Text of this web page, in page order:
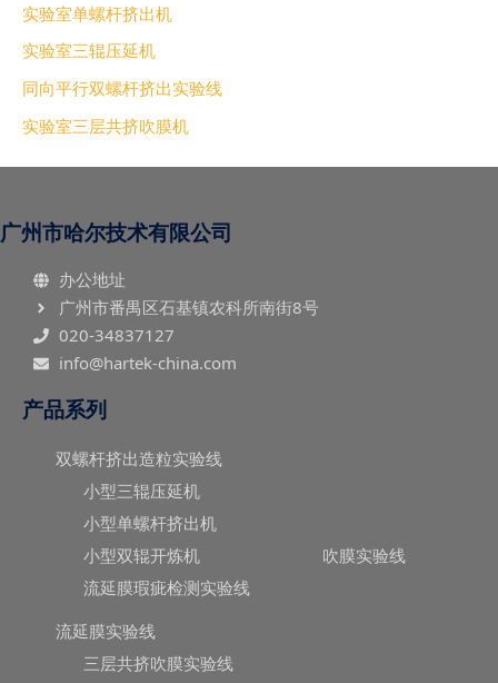
实验室单螺杆挤出机
实验室三辊压延机
同向平行双螺杆挤出实验线
实验室三层共挤吹膜机
广州市哈尔技术有限公司
办公地址
广州市番禺区石基镇农科所南街8号
020-34837127
info@hartek-china.com
产品系列
双螺杆挤出造粒实验线
小型三辊压延机
小型单螺杆挤出机
小型双辊开炼机
吹膜实验线
流延膜瑕疵检测实验线
流延膜实验线
三层共挤吹膜实验线